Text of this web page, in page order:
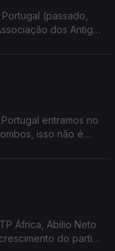
(passado,
dos Antigos
entramos no
isso não é
África, Abilio Neto
do partido